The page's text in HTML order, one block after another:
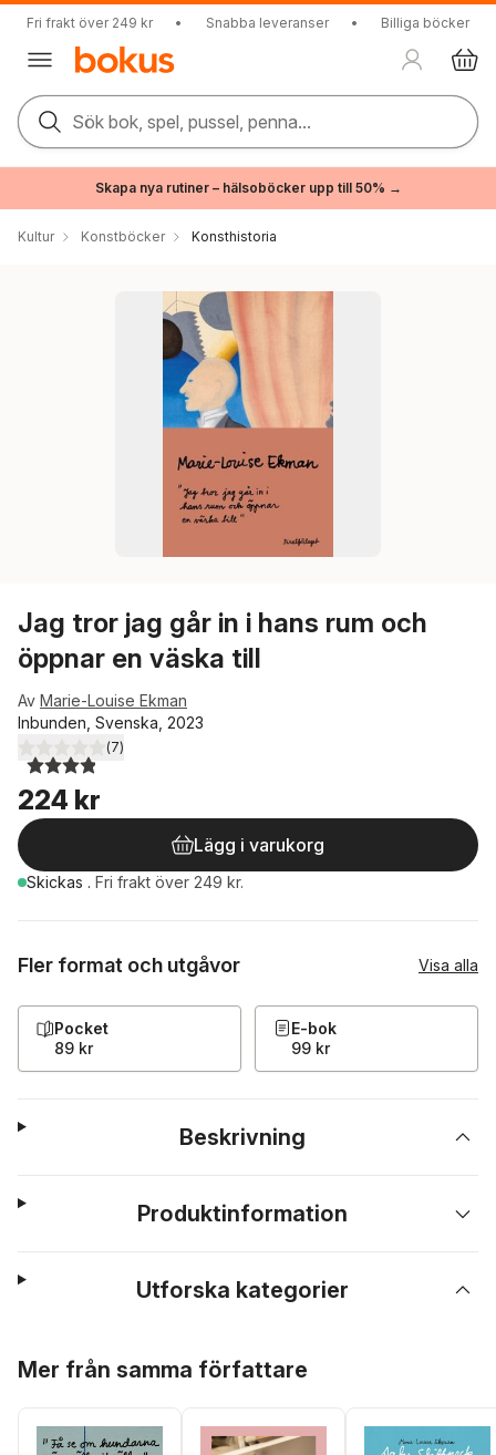
Fri frakt över 249 kr • Snabba leveranser • Billiga böcker
Sök bok, spel, pussel, penna...
Skapa nya rutiner – hälsoböcker upp till 50% →
Kultur Konstböcker Konsthistoria
Jag tror jag går in i hans rum och
öppnar en väska till
Av Marie-Louise Ekman
Inbunden, Svenska, 2023
3,9utav 5 stjärnor. Totalt antal röster:
(7)
224 kr
Lägg i varukorg
Skickas . Fri frakt över 249 kr.
Fler format och utgåvor Visa alla
Pocket
89 kr
E-bok
99 kr
Beskrivning
Produktinformation
Utforska kategorier
Mer från samma författare